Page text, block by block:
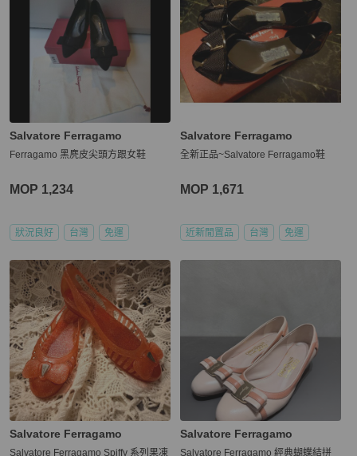
Salvatore Ferragamo
Ferragamo 黑麂皮尖頭方跟女鞋
MOP 1,234
狀況良好 台灣 免運
Salvatore Ferragamo
全新正品~Salvatore Ferragamo鞋
MOP 1,671
近新閒置品 台灣 免運
Salvatore Ferragamo
Salvatore Ferragamo Spiffy 系列果凍
Salvatore Ferragamo
Salvatore Ferragamo 經典蝴蝶結拼